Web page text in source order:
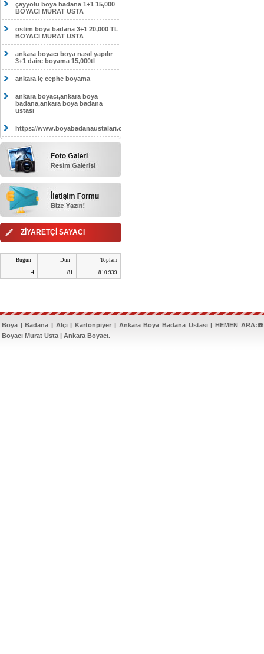
SOKULLU DAİRE BOYAMA 1000TL
EV,İŞYERİ BOYA BADANA USTASI
0554 184 41 66
çayyolu boya badana 1+1 15,000
BOYACI MURAT USTA
ostim boya badana 3+1 20,000 TL
BOYACI MURAT USTA
ankara boyacı boya nasıl yapılır
3+1 daire boyama 15,000tl
ankara iç cephe boyama
ankara boyacı,ankara boya
badana,ankara boya badana
ustası
https://www.boyabadanaustalari.com/
ZİYARETÇİ SAYACI
Bugün Dün Toplam
4 81 810.939
Boya | Badana | Alçı | Kartonpiyer | Ankara Boya Badana Ustası | HEMEN
Boyacı Murat Usta | Ankara Boyacı.